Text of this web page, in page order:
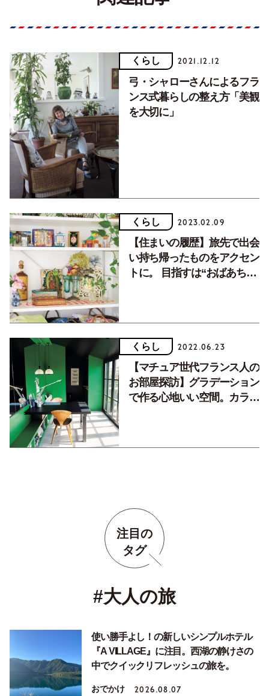
くらし 2021.12.12
弓・シャローさんによるフラ
ンス式暮らしの整え方「美観
を大切に」
くらし 2023.02.09
【住まいの履歴】旅先で出会
い持ち帰ったものをアクセン
トに。 目指すは“おばあちゃ
くらし 2022.06.23
【マチュア世代フランス人の
お部屋探訪】グラデーション
で作る心地いい空間。カラフ
注目の
タグ
#大人の旅
使い勝手よし！の新しいシンプルホテル
『A VILLAGE』に注目。西湖の静けさの
中でクイックリフレッシュの旅を。
おでかけ 2026.08.07